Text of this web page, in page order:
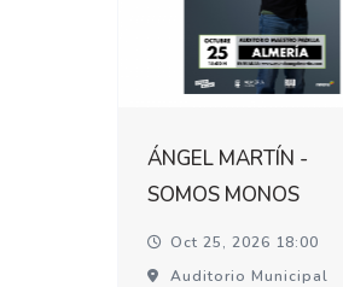
ÁNGEL MARTÍN -
SOMOS MONOS
Oct 25, 2026 18:00
Auditorio Municipal